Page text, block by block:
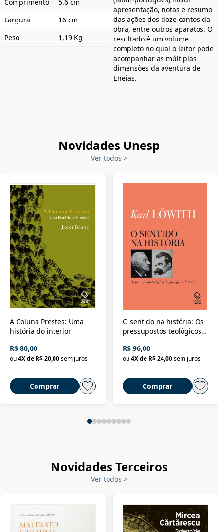
Comprimento
5.6 cm
Largura
16 cm
Peso
1,19 Kg
apresentação, notas e resumo
das ações dos doze cantos da
obra, entre outros aparatos. O
resultado é um volume
completo no qual o leitor pode
acompanhar as múltiplas
dimensões da aventura de
Eneias.
Novidades Unesp
Ver todos >
A Coluna Prestes: Uma
história do interior
R$ 80,00
ou4X de R$ 20,00sem juros
Comprar
O sentido na história: Os
pressupostos teológicos
R$ 96,00
ou 4X de R$ 24,00 sem juros
Comprar
Novidades Terceiros
Ver todos >